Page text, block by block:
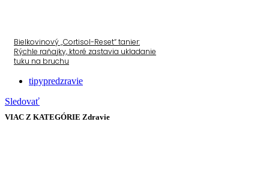
Bielkovinový „Cortisol-Reset“ tanier:
Rýchle raňajky, ktoré zastavia ukladanie
tuku na bruchu
tipypredzravie
Sledovať
VIAC Z KATEGÓRIE Zdravie